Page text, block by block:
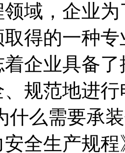
域，企业
得的一种
企业具备
规范地进
什么需要承
全生产规